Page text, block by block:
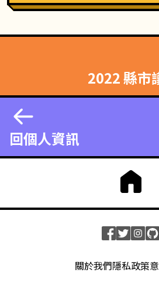
回個人資訊
2022 縣市
關於我們隱私政策